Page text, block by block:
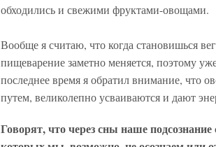
обходились и свежими фруктами-овощами.
Вообще я считаю, что когда становишься
пищеварение заметно меняется, поэтому
последнее время я обратил внимание, что
путем, великолепно усваиваются и дают
Говорят, что через сны наше